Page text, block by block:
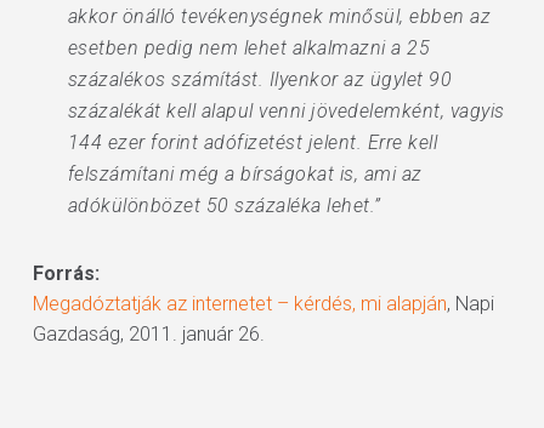
akkor önálló tevékenységnek minősül, ebben az
esetben pedig nem lehet alkalmazni a 25
százalékos számítást. Ilyenkor az ügylet 90
százalékát kell alapul venni jövedelemként, vagyis
144 ezer forint adófizetést jelent. Erre kell
felszámítani még a bírságokat is, ami az
adókülönbözet 50 százaléka lehet.”
Forrás:
Megadóztatják az internetet – kérdés, mi alapján, Napi
Gazdaság, 2011. január 26.